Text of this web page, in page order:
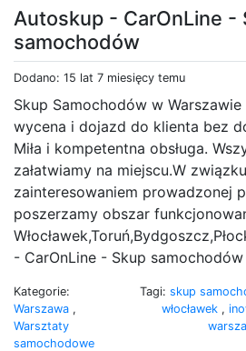
Autoskup - CarOnLine -
samochodów
Dodano: 15 lat 7 miesięcy temu
Skup Samochodów w
wycena i dojazd do klienta bez
Miła i kompetentna obsługa.
załatwiamy na miejscu.W
zainteresowaniem prowadzonej
poszerzamy obszar
- CarOnLine - Skup samochodów
Kategorie:
Warszawa ,
Warsztaty
samochodowe
Tagi: skup
włocławek ,